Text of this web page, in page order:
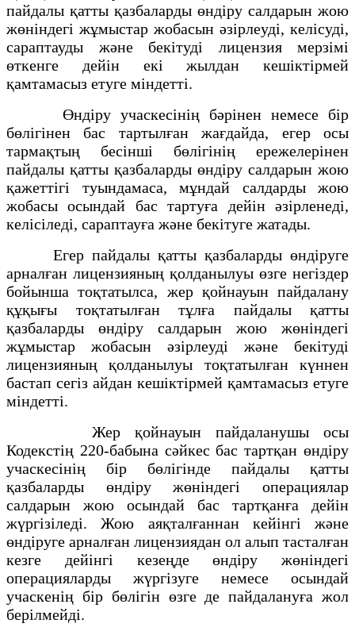
пайдалы қатты қазбаларды өндіру салдарын жою
жөніндегі жұмыстар жобасын әзірлеуді, келісуді,
сараптауды және бекітуді лицензия мерзімі
өткенге дейін екі жылдан кешіктірмей
қамтамасыз етуге міндетті.
Өндіру учаскесінің бәрінен немесе бір
бөлігінен бас тартылған жағдайда, егер осы
тармақтың бесінші бөлігінің ережелерінен
пайдалы қатты қазбаларды өндіру салдарын жою
қажеттігі туындамаса, мұндай салдарды жою
жобасы осындай бас тартуға дейін әзірленеді,
келісіледі, сараптауға және бекітуге жатады.
Егер пайдалы қатты қазбаларды өндіруге
арналған лицензияның қолданылуы өзге негіздер
бойынша тоқтатылса, жер қойнауын пайдалану
құқығы тоқтатылған тұлға пайдалы қатты
қазбаларды өндіру салдарын жою жөніндегі
жұмыстар жобасын әзірлеуді және бекітуді
лицензияның қолданылуы тоқтатылған күннен
бастап сегіз айдан кешіктірмей қамтамасыз етуге
міндетті.
Жер қойнауын пайдаланушы осы
Кодекстің 220-бабына сәйкес бас тартқан өндіру
учаскесінің бір бөлігінде пайдалы қатты
қазбаларды өндіру жөніндегі операциялар
салдарын жою осындай бас тартқанға дейін
жүргізіледі. Жою аяқталғаннан кейінгі және
өндіруге арналған лицензиядан ол алып тасталған
кезге дейінгі кезеңде өндіру жөніндегі
операцияларды жүргізуге немесе осындай
учаскенің бір бөлігін өзге де пайдалануға жол
берілмейді.